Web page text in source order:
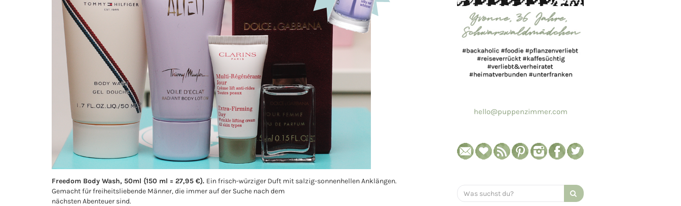
Freedom Body Wash, 50ml {150 ml = 27,95 €}. Ein frisch-würziger Duft mit salzig-sonnenhellen Anklängen.
Gemacht für freiheitsliebende Männer, die immer auf der Suche nach dem
nächsten Abenteuer sind.
hello@puppenzimmer.com
Search
for: